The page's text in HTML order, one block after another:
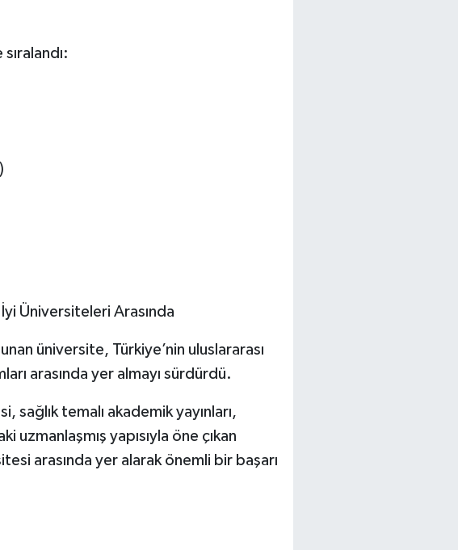
Üniversiteleri Arasında
üniversite, Türkiye’nin uluslararası
arasında yer almayı sürdürdü.
sağlık temalı akademik yayınları,
uzmanlaşmış yapısıyla öne çıkan
arasında yer alarak önemli bir başarı